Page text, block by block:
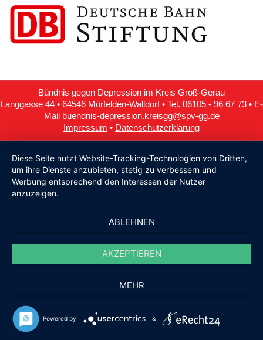
Bündnis gegen Depression im Kreis Groß-Gerau
Langgasse 44 • 64546 Mörfelden-Walldorf • Tel. 06105 - 96 67 73 • E-
Mail buendnis-depression.kreisgg@spv-gg.de
Impressum • Datenschutzerklärung
Diese Seite nutzt Website-Tracking-Technologien von Dritten,
um ihre Dienste anzubieten, stetig zu verbessern und
Werbung entsprechend den Interessen der Nutzer
anzuzeigen.
ABLEHNEN
AKZEPTIEREN
MEHR
Powered by &